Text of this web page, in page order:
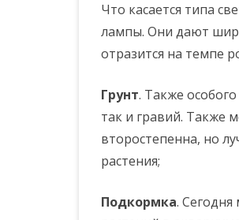
Что касается типа
лампы. Они дают
отразится на темпе
Грунт. Также
так и гравий. Также
второстепенна, но
растения;
Подкормка.